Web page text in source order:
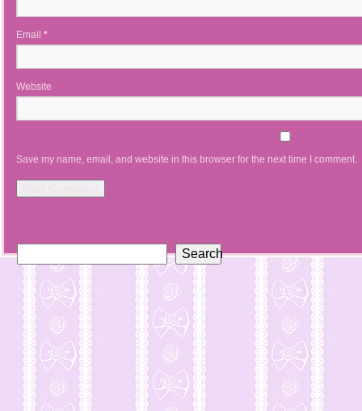
Email *
Website
Save my name, email, and website in this browser for the next time I comment.
Search